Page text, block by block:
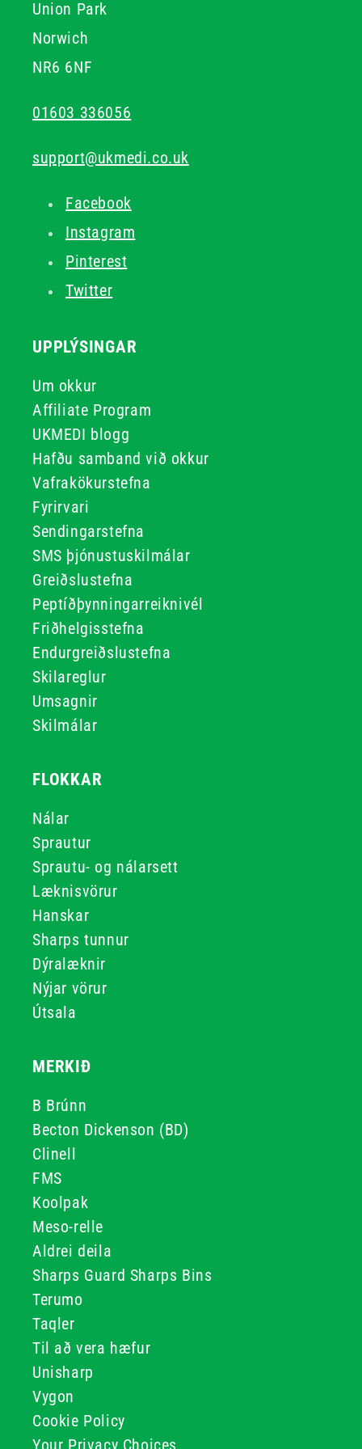
Union Park
Norwich
NR6 6NF
01603 336056
support@ukmedi.co.uk
Facebook
Instagram
Pinterest
Twitter
UPPLÝSINGAR
Um okkur
Affiliate Program
UKMEDI blogg
Hafðu samband við okkur
Vafrakökurstefna
Fyrirvari
Sendingarstefna
SMS þjónustuskilmálar
Greiðslustefna
Peptíðþynningarreiknivél
Friðhelgisstefna
Endurgreiðslustefna
Skilareglur
Umsagnir
Skilmálar
FLOKKAR
Nálar
Sprautur
Sprautu- og nálarsett
Læknisvörur
Hanskar
Sharps tunnur
Dýralæknir
Nýjar vörur
Útsala
MERKIÐ
B Brúnn
Becton Dickenson (BD)
Clinell
FMS
Koolpak
Meso-relle
Aldrei deila
Sharps Guard Sharps Bins
Terumo
Taqler
Til að vera hæfur
Unisharp
Vygon
Cookie Policy
Your Privacy Choices